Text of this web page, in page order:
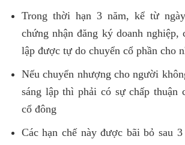
Trong thời hạn 3 năm, kể từ
chứng nhận đăng ký doanh nghiệp,
lập được tự do chuyển cổ phần cho
Nếu chuyển nhượng cho người
sáng lập thì phải có sự chấp thuận
cổ đông
Các hạn chế này được bãi bỏ sau